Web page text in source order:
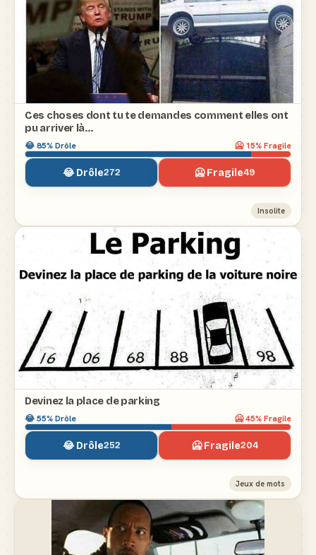
Ces choses dont tu te demandes comment elles ont
pu arriver là…
😂85% Drôle 🥶15% Fragile
😂 Drôle272 🥶 Fragile49
Insolite
Devinez la place de parking
😂55% Drôle 🥶45% Fragile
😂 Drôle252 🥶 Fragile204
Jeux de mots